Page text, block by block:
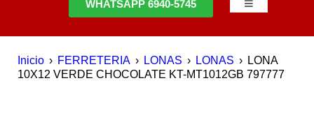
WHATSAPP 6940-5745
Inicio › FERRETERIA › LONAS › LONAS › LONA
10X12 VERDE CHOCOLATE KT-MT1012GB 797777